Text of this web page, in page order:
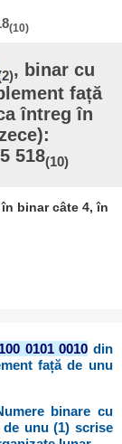
(10)
, binar cu
față
întreg în
518(10)
binar câte 4, în
0101 0010 din
față de unu
binare cu
unu (1) scrise